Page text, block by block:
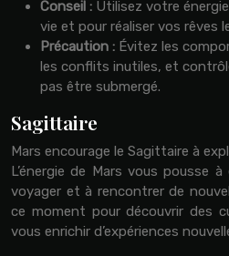
Conseil : Utilisez votre
vie et pour réaliser vos rêves
Précaution : Évitez les
les conflits inutiles, et
pas être submergé.
Sagittaire
Mars encourage le Sagittaire à
L’énergie de Mars vous pousse
voyager et à rencontrer de
ce moment pour découvrir des
vous enrichir d’expériences